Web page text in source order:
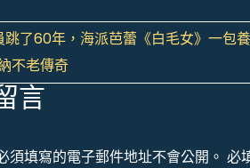
跳了60年，海派芭蕾《白毛女》一包養
不老傳奇
言
須填寫的電子郵件地址不會公開。 必